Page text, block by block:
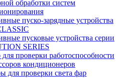
обработки систем
пуско-зарядные устройства
пусковые устройства серии
SERIES
проверки работоспособности
кондиционеров
для проверки света фар